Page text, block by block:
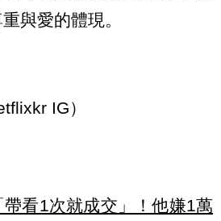
與愛的體現。
IG）
看1次就成交」！他嫌1萬